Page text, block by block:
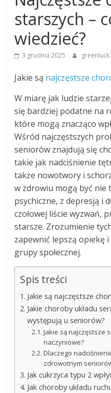
starszych –
wiedzieć?
3 grudnia 2025
Jakie są najczęstsze
W miarę jak ludzie
się bardziej podatne na
które mogą znacząco
Wśród najczęstszych
seniorów znajdują się
takie jak nadciśnienie
także nowotwory i
w zdrowiu mogą być nie
psychiczne, z depresją i
czołowej liście wyzwań,
starsze. Zrozumienie
zapewnić lepszą opiekę
grupy społecznej.
Spis treści
Jakie są najczęstsze
Jakie choroby układu
występują u seniorów?
Jakie są najczęstsze
naczyniowe?
Dlaczego
zdrowotnym
Jak cukrzyca typu 2
Jak choroby układu